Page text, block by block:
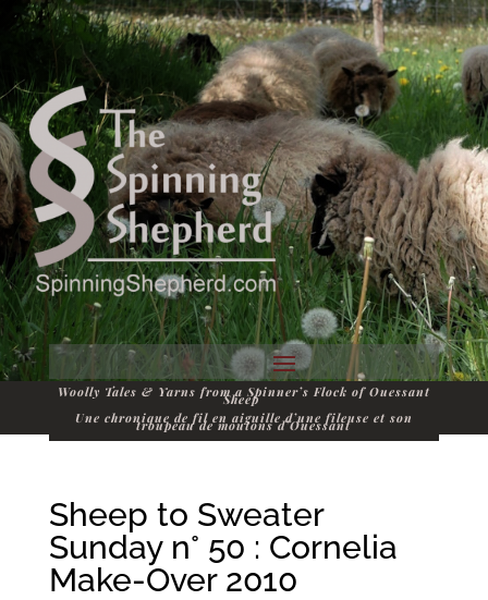
Woolly Tales & Yarns from a Spinner’s Flock of Ouessant
Sheep
Une chronique de fil en aiguille d’une fileuse et son
troupeau de moutons d’Ouessant
Sheep to Sweater
Sunday n° 50 : Cornelia
Make-Over 2010